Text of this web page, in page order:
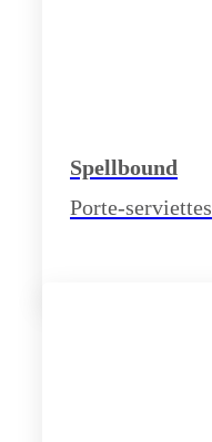
Spellbound
Porte-serviettes